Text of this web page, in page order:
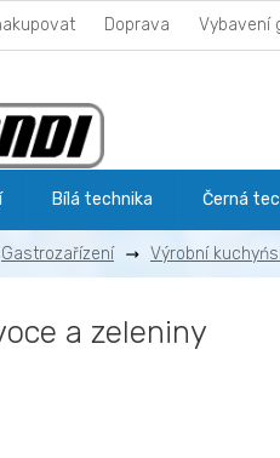
Doprava Vybavení
Bílá technika Černá
Gastrozařízení Výrobní
a zeleniny